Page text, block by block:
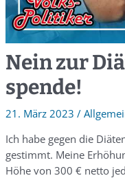
Nein zur
spende!
21. März 2023 /
Ich habe gegen die
gestimmt. Meine
Höhe von 300 € netto